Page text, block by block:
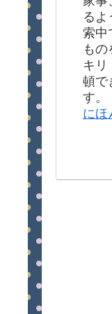
るよ
索中
も
キリ
頓で
す。
にほ